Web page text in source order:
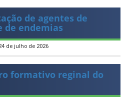
de agentes de
de endemias
de julho de 2026
formativo reginal do